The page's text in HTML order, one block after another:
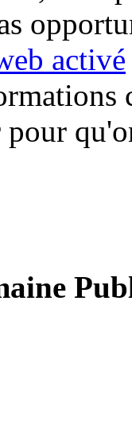
activé